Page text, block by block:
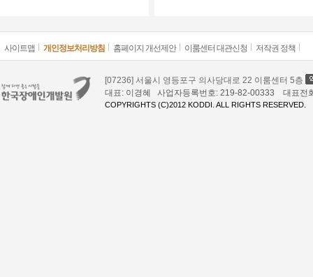
사이트맵 개인정보처리방침 홈페이지 개선제안 이룸센터 대관신청 저작권 정책
[07236] 서울시 영등포구 의사당대로 22 이룸센터 5층
대표: 이경혜 사업자등록번호: 219-82-00333 대표
COPYRIGHTS (C)2012 KODDI. ALL RIGHTS RESERVED.